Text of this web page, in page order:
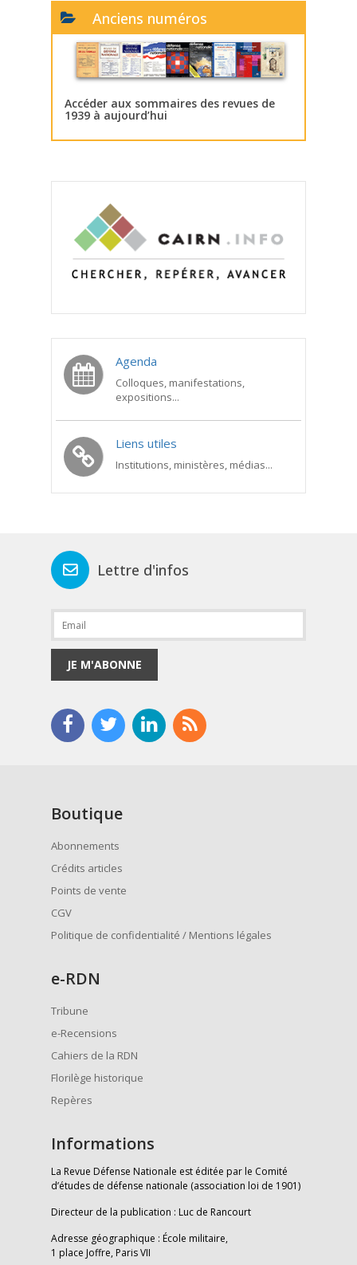
Anciens numéros
Accéder aux sommaires des revues de
1939 à aujourd’hui
Agenda
Colloques, manifestations,
expositions...
Liens utiles
Institutions, ministères, médias...
Lettre d'infos
JE M'ABONNE
Boutique
Abonnements
Crédits articles
Points de vente
CGV
Politique de confidentialité / Mentions légales
e-RDN
Tribune
e-Recensions
Cahiers de la RDN
Florilège historique
Repères
Informations
La Revue Défense Nationale est éditée par le Comité
d’études de défense nationale (association loi de 1901)
Directeur de la publication : Luc de Rancourt
Adresse géographique : École militaire,
1 place Joffre, Paris VII